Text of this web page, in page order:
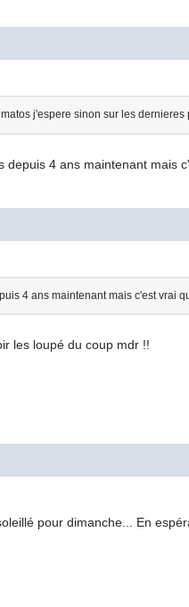
j'espere sinon sur les
depuis 4 ans maintenant mais
4 ans maintenant mais c'est vrai
les loupé du coup mdr !!
pour dimanche... En